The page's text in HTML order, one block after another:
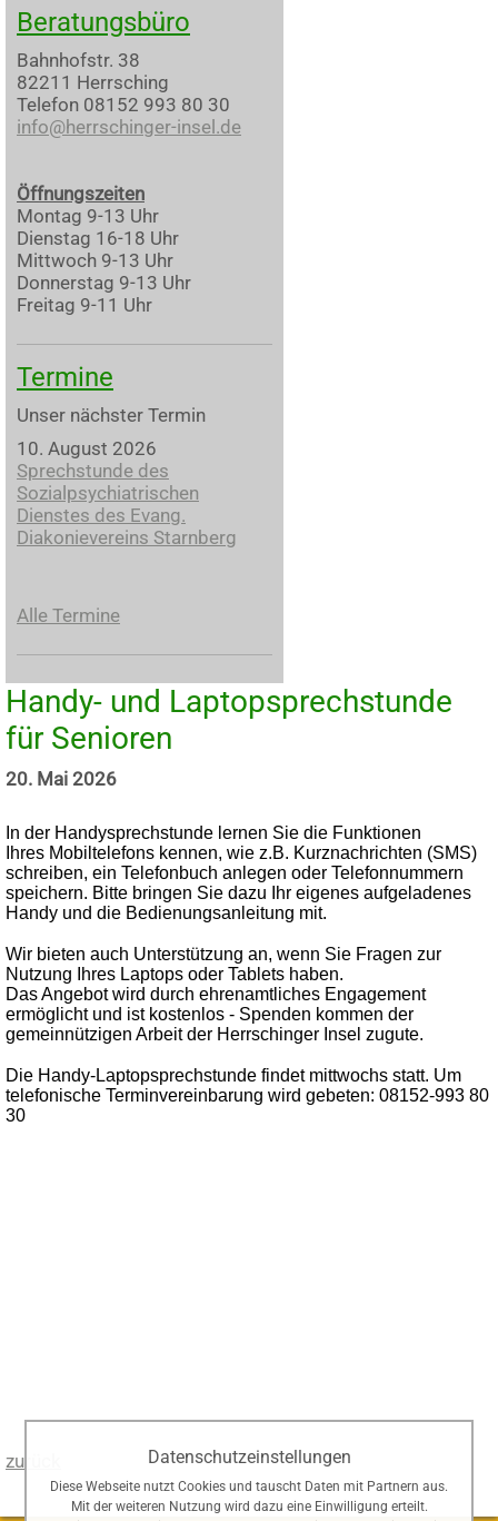
Beratungsbüro
Bahnhofstr. 38
82211 Herrsching
Telefon 08152 993 80 30
info@herrschinger-insel.de
Öffnungszeiten
Montag 9-13 Uhr
Dienstag 16-18 Uhr
Mittwoch 9-13 Uhr
Donnerstag 9-13 Uhr
Freitag 9-11 Uhr
Termine
Unser nächster Termin
10. August 2026
Sprechstunde des
Sozialpsychiatrischen
Dienstes des Evang.
Diakonievereins Starnberg
Alle Termine
Handy- und Laptopsprechstunde
für Senioren
20. Mai 2026
In der Handysprechstunde lernen Sie die Funktionen
Ihres Mobiltelefons kennen, wie z.B. Kurznachrichten (SMS)
schreiben, ein Telefonbuch anlegen oder Telefonnummern
speichern. Bitte bringen Sie dazu Ihr eigenes aufgeladenes
Handy und die Bedienungsanleitung mit.
Wir bieten auch Unterstützung an, wenn Sie Fragen zur
Nutzung Ihres Laptops oder Tablets haben.
Das Angebot wird durch ehrenamtliches Engagement
ermöglicht und ist kostenlos - Spenden kommen der
gemeinnützigen Arbeit der Herrschinger Insel zugute.
Die Handy-Laptopsprechstunde findet mittwochs statt. Um
telefonische Terminvereinbarung wird gebeten: 08152-993 80
30
zurück Datenschutzeinstellungen
Diese Webseite nutzt Cookies und tauscht Daten mit Partnern aus.
Mit der weiteren Nutzung wird dazu eine Einwilligung erteilt.